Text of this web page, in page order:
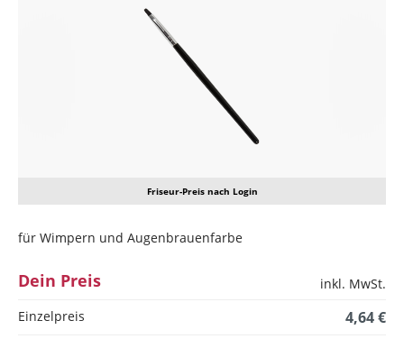
Friseur-Preis nach Login
für Wimpern und Augenbrauenfarbe
Dein Preis
inkl. MwSt.
Einzelpreis
4,64 €